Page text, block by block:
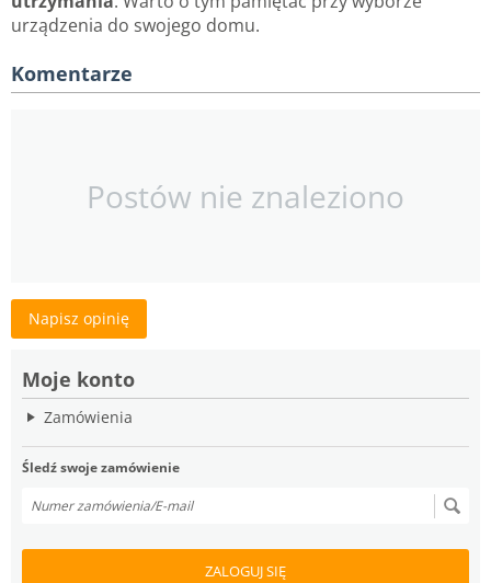
Moje konto
Zamówienia
Śledź swoje zamówienie
ZALOGUJ SIĘ
urządzenia do swojego domu.
Komentarze
Postów nie znaleziono
Napisz opinię